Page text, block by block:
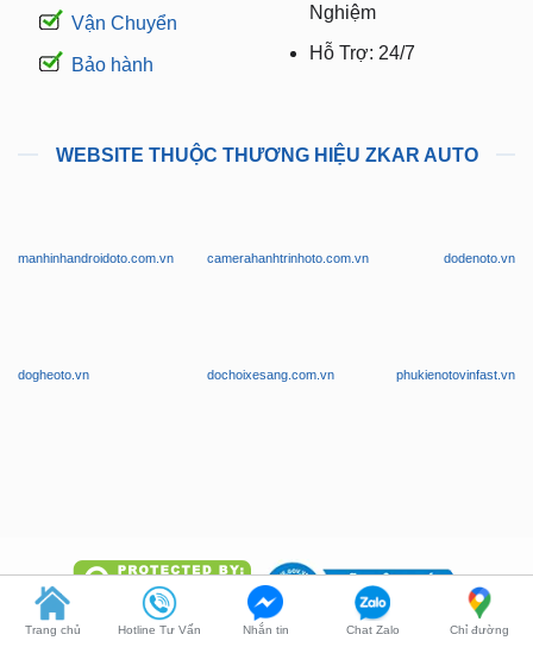
Vận Chuyển
Bảo hành
Nghiệm
Hỗ Trợ: 24/7
WEBSITE THUỘC THƯƠNG HIỆU ZKAR AUTO
manhinhandroidoto.com.vn camerahanhtrinhoto.com.vn dodenoto.vn
dogheoto.vn dochoixesang.com.vn phukienotovinfast.vn
Trang chủ Hotline Tư Vấn Nhắn tin Chat Zalo Chỉ đường